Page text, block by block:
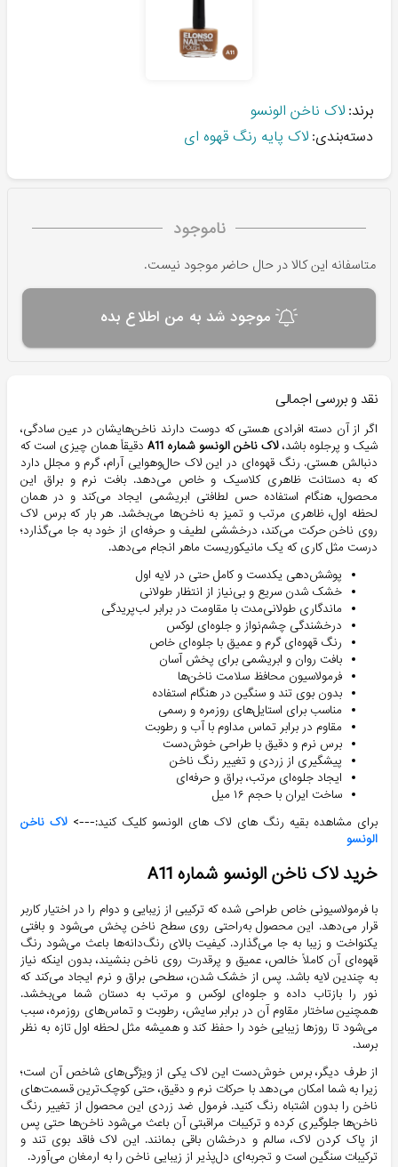
برند: لاک ناخن الونسو
دسته‌بندی: لاک پایه رنگ قهوه ای
ناموجود
متاسفانه این کالا در حال حاضر موجود نیست.
موجود شد به من اطلاع بده
نقد و بررسی اجمالی
اگر از آن دسته افرادی هستی که دوست دارند ناخن‌هایشان در عین سادگی،
شیک و پرجلوه باشد،لاک ناخن الونسو شماره A11
دقیقاً همان چیزی است که
دنبالش هستی. رنگ قهوه‌ای در این لاک حال‌و‌هوایی آرام، گرم و مجلل دارد
که به دستانت ظاهری کلاسیک و خاص می‌دهد. بافت نرم و براق این
محصول، هنگام استفاده حس لطافتی ابریشمی ایجاد می‌کند و در همان
لحظه اول، ظاهری مرتب و تمیز به ناخن‌ها می‌بخشد. هر بار که برس لاک
روی ناخن حرکت می‌کند، درخششی لطیف و حرفه‌ای از خود به جا می‌گذارد؛
درست مثل کاری که یک مانیکوریست ماهر انجام می‌دهد.
پوشش‌دهی یکدست و کامل حتی در لایه اول
خشک شدن سریع و بی‌نیاز از انتظار طولانی
ماندگاری طولانی‌مدت با مقاومت در برابر لب‌پریدگی
درخشندگی چشم‌نواز و جلوه‌ای لوکس
رنگ قهوه‌ای گرم و عمیق با جلوه‌ای خاص
بافت روان و ابریشمی برای پخش آسان
فرمولاسیون محافظ سلامت ناخن‌ها
بدون بوی تند و سنگین در هنگام استفاده
مناسب برای استایل‌های روزمره و رسمی
مقاوم در برابر تماس مداوم با آب و رطوبت
برس نرم و دقیق با طراحی خوش‌دست
پیشگیری از زردی و تغییر رنگ ناخن
ایجاد جلوه‌ای مرتب، براق و حرفه‌ای
ساخت ایران با حجم ۱۶ میل
برای مشاهده بقیه رنگ های لاک های الونسو کلیک کنید:---> لاک ناخن
الونسو
خرید لاک ناخن الونسو شماره A11
با فرمولاسیونی خاص طراحی شده که ترکیبی از زیبایی و دوام را در اختیار کاربر
قرار می‌دهد. این محصول به‌راحتی روی سطح ناخن پخش می‌شود و بافتی
یکنواخت و زیبا به جا می‌گذارد. کیفیت بالای رنگ‌دانه‌ها باعث می‌شود رنگ
قهوه‌ای آن کاملاً خالص، عمیق و پرقدرت روی ناخن بنشیند، بدون اینکه نیاز
به چندین لایه باشد. پس از خشک شدن، سطحی براق و نرم ایجاد می‌کند که
نور را بازتاب داده و جلوه‌ای لوکس و مرتب به دستان شما می‌بخشد.
همچنین ساختار مقاوم آن در برابر سایش، رطوبت و تماس‌های روزمره، سبب
می‌شود تا روزها زیبایی خود را حفظ کند و همیشه مثل لحظه اول تازه به نظر
برسد.
از طرف دیگر، برس خوش‌دست این لاک یکی از ویژگی‌های شاخص آن است؛
زیرا به شما امکان می‌دهد با حرکات نرم و دقیق، حتی کوچک‌ترین قسمت‌های
ناخن را بدون اشتباه رنگ کنید. فرمول ضد زردی این محصول از تغییر رنگ
ناخن‌ها جلوگیری کرده و ترکیبات مراقبتی آن باعث می‌شود ناخن‌ها حتی پس
از پاک کردن لاک، سالم و درخشان باقی بمانند. این لاک فاقد بوی تند و
ترکیبات سنگین است و تجربه‌ای دل‌پذیر از زیبایی ناخن را به ارمغان می‌آورد.